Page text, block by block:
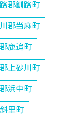
郡釧路町
川郡当麻町
鹿追町
上砂川町
浜中町
里町